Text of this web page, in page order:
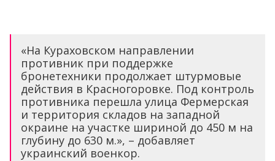
«На Кураховском направлении
противник при поддержке
бронетехники продолжает штурмовые
действия в Красногоровке. Под контроль
противника перешла улица Фермерская
и территория складов на западной
окраине на участке шириной до 450 м на
глубину до 630 м.», – добавляет
украинский военкор.